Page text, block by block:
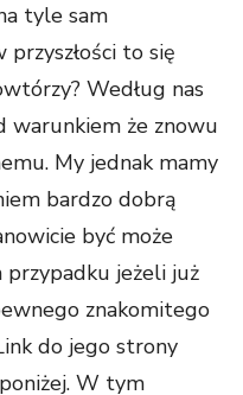
tyle sam
to się
Według nas
warunkiem że znowu
My jednak mamy
bardzo dobrą
być może
jeżeli już
znakomitego
do jego strony
W tym